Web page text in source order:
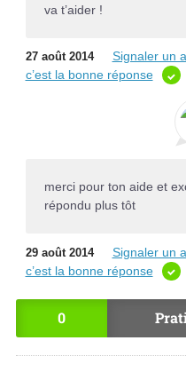
va t’aider !
27 août 2014
Signaler un
c’est la bonne réponse
merci pour ton aide et
répondu plus tôt
29 août 2014
Signaler un
c’est la bonne réponse
0